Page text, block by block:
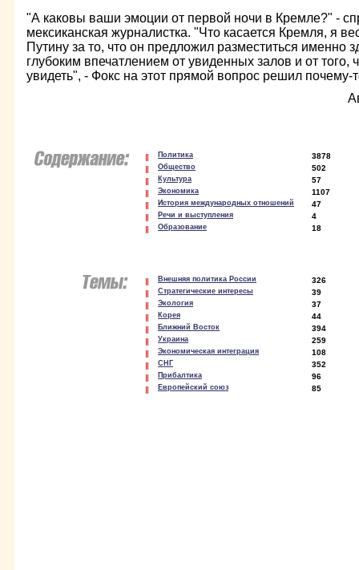
"А каковы ваши эмоции от первой ночи в Кремле?" -
мексиканская журналистка. "Что касается Кремля, я
Путину за то, что он предложил разместиться именно
глубоким впечатлением от увиденных залов и от того,
увидеть", - Фокс на этот прямой вопрос решил почему-
Политика 3878
Общество 502
Культура 57
Экономика 1107
История международных отношений 47
Речи и выступления 4
Образование 18
Внешняя политика России 326
Стратегические интересы 39
Экология 37
Корея 44
Ближний Восток 394
Украина 259
Экономическая интеграция 108
СНГ 352
Прибалтика 96
Европейский союз 85